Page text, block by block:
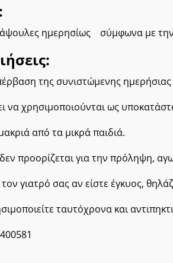
ημερησίως σύμφωνα με
της συνιστώμενης
να χρησιμοποιούνται ως
από τα μικρά παιδιά.
προορίζεται για την πρόληψη,
γιατρό σας αν είστε έγκυος,
ταυτόχρονα και